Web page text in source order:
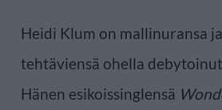
Heidi Klum on mallinuransa
tehtäviensä ohella
Hänen esikoissinglensä